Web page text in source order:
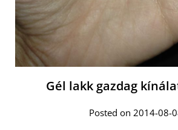
Gél lakk gazdag
Posted on 2014-08-